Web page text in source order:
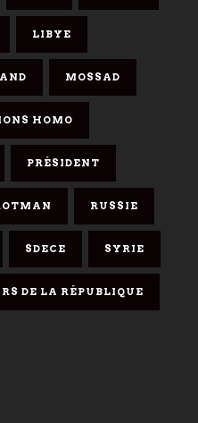
LIBYE
MOSSAD
HOMO
PRÉSIDENT
RUSSIE
SDECE SYRIE
DE LA RÉPUBLIQUE